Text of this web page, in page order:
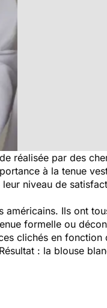
réalisée par des
à la tenue
niveau de
américains. Ils ont
formelle ou
clichés en fonction
: la blouse